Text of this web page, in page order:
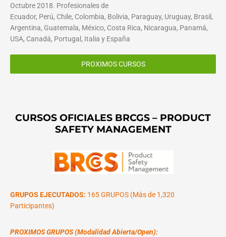
Octubre 2018. Profesionales de
Ecuador, Perú, Chile, Colombia, Bolivia, Paraguay, Uruguay, Brasil,
Argentina, Guatemala, México, Costa Rica, Nicaragua, Panamá,
USA, Canadá, Portugal, Italia y España
PROXIMOS CURSOS
CURSOS OFICIALES BRCGS – PRODUCT
SAFETY MANAGEMENT
GRUPOS EJECUTADOS: 165 GRUPOS (Más de 1,320
Participantes)
PROXIMOS GRUPOS (Modalidad Abierta/Open):